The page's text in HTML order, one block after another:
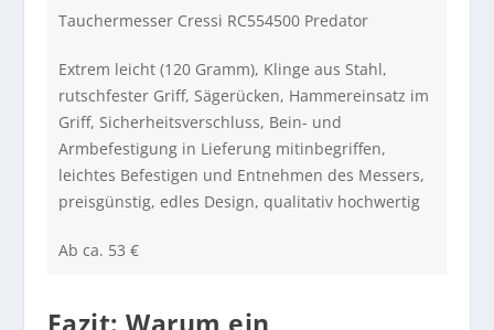
Tauchermesser Cressi RC554500 Predator
Extrem leicht (120 Gramm), Klinge aus Stahl,
rutschfester Griff, Sägerücken, Hammereinsatz im
Griff, Sicherheitsverschluss, Bein- und
Armbefestigung in Lieferung mitinbegriffen,
leichtes Befestigen und Entnehmen des Messers,
preisgünstig, edles Design, qualitativ hochwertig
Ab ca. 53 €